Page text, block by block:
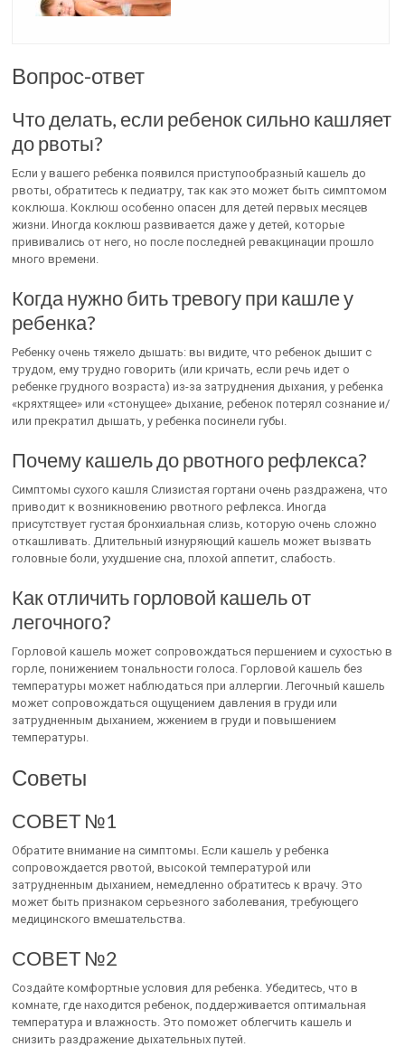
Вопрос-ответ
Что делать, если ребенок сильно кашляет
до рвоты?
Если у вашего ребенка появился приступообразный кашель до
рвоты, обратитесь к педиатру, так как это может быть симптомом
коклюша. Коклюш особенно опасен для детей первых месяцев
жизни. Иногда коклюш развивается даже у детей, которые
прививались от него, но после последней ревакцинации прошло
много времени.
Когда нужно бить тревогу при кашле у
ребенка?
Ребенку очень тяжело дышать: вы видите, что ребенок дышит с
трудом, ему трудно говорить (или кричать, если речь идет о
ребенке грудного возраста) из-за затруднения дыхания, у ребенка
«кряхтящее» или «стонущее» дыхание, ребенок потерял сознание и/
или прекратил дышать, у ребенка посинели губы.
Почему кашель до рвотного рефлекса?
Симптомы сухого кашля Слизистая гортани очень раздражена, что
приводит к возникновению рвотного рефлекса. Иногда
присутствует густая бронхиальная слизь, которую очень сложно
откашливать. Длительный изнуряющий кашель может вызвать
головные боли, ухудшение сна, плохой аппетит, слабость.
Как отличить горловой кашель от
легочного?
Горловой кашель может сопровождаться першением и сухостью в
горле, понижением тональности голоса. Горловой кашель без
температуры может наблюдаться при аллергии. Легочный кашель
может сопровождаться ощущением давления в груди или
затрудненным дыханием, жжением в груди и повышением
температуры.
Советы
СОВЕТ №1
Обратите внимание на симптомы. Если кашель у ребенка
сопровождается рвотой, высокой температурой или
затрудненным дыханием, немедленно обратитесь к врачу. Это
может быть признаком серьезного заболевания, требующего
медицинского вмешательства.
СОВЕТ №2
Создайте комфортные условия для ребенка. Убедитесь, что в
комнате, где находится ребенок, поддерживается оптимальная
температура и влажность. Это поможет облегчить кашель и
снизить раздражение дыхательных путей.